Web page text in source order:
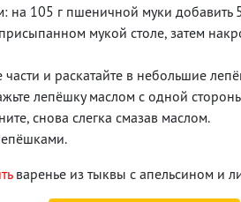
на 105 г пшеничной муки добавить
мукой столе, затем
части и раскатайте в небольшие
лепёшку маслом с одной
снова слегка смазав маслом.
варенье из тыквы с апельсином и